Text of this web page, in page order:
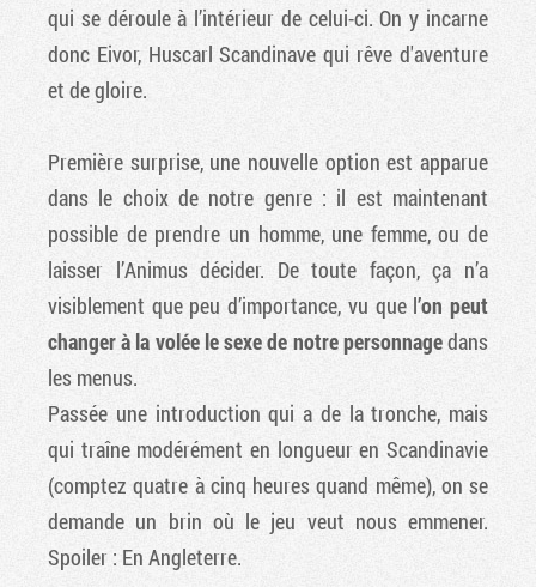
qui se déroule à l’intérieur de celui-ci. On y incarne
donc Eivor, Huscarl Scandinave qui rêve d'aventure
et de gloire.
Première surprise, une nouvelle option est apparue
dans le choix de notre genre : il est maintenant
possible de prendre un homme, une femme, ou de
laisser l’Animus décider. De toute façon, ça n’a
visiblement que peu d’importance, vu que l’on peut
changer à la volée le sexe de notre personnagedans
les menus.
Passée une introduction qui a de la tronche, mais
qui traîne modérément en longueur en Scandinavie
(comptez quatre à cinq heures quand même), on se
demande un brin où le jeu veut nous emmener.
Spoiler : En Angleterre.